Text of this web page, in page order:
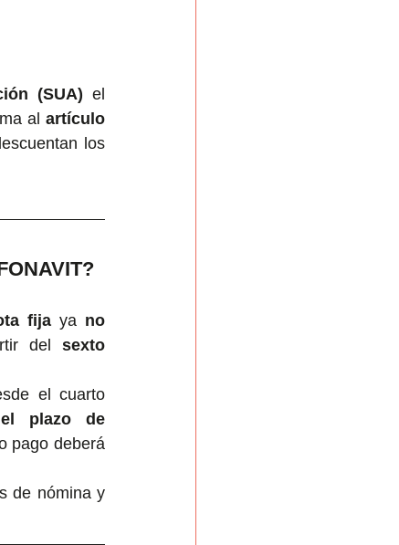
(SUA) el
al artículo
los
fija ya no
del sexto
el cuarto
plazo de
pago deberá
de nómina y